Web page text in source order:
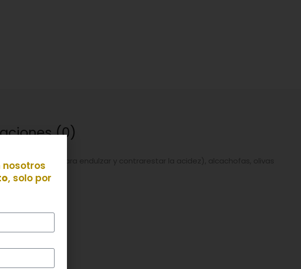
(0)
zanahoria para endulzar y contrarestar la acidez), alcachofas, olivas
duro
, solo por